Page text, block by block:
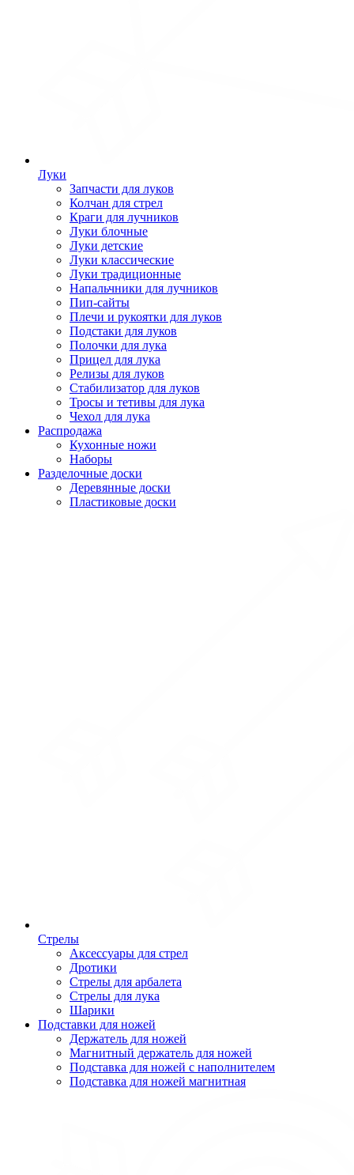
Луки
Запчасти для луков
Колчан для стрел
Краги для лучников
Луки блочные
Луки детские
Луки классические
Луки традиционные
Напальчники для лучников
Пип-сайты
Плечи и рукоятки для луков
Подстаки для луков
Полочки для лука
Прицел для лука
Релизы для луков
Стабилизатор для луков
Тросы и тетивы для лука
Чехол для лука
Распродажа
Кухонные ножи
Наборы
Разделочные доски
Деревянные доски
Пластиковые доски
Стрелы
Аксессуары для стрел
Дротики
Стрелы для арбалета
Стрелы для лука
Шарики
Подставки для ножей
Держатель для ножей
Магнитный держатель для ножей
Подставка для ножей с наполнителем
Подставка для ножей магнитная